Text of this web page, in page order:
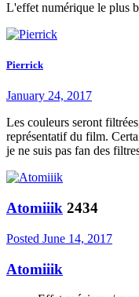
L'effet numérique le plus
Pierrick
January 24, 2017
Les couleurs seront
représentatif du film.
je ne suis pas fan des
Atomiiik 2434
Posted June 14, 2017
Atomiiik